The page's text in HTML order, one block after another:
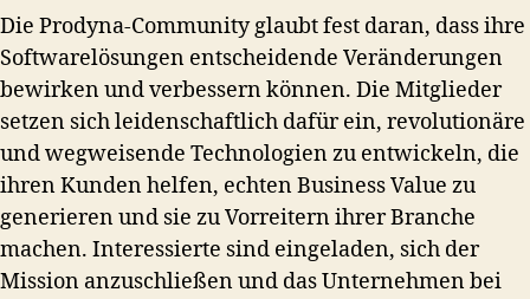
Die Prodyna-Community glaubt fest daran, dass ihre
Softwarelösungen entscheidende Veränderungen
bewirken und verbessern können. Die Mitglieder
setzen sich leidenschaftlich dafür ein, revolutionäre
und wegweisende Technologien zu entwickeln, die
ihren Kunden helfen, echten Business Value zu
generieren und sie zu Vorreitern ihrer Branche
machen. Interessierte sind eingeladen, sich der
Mission anzuschließen und das Unternehmen bei